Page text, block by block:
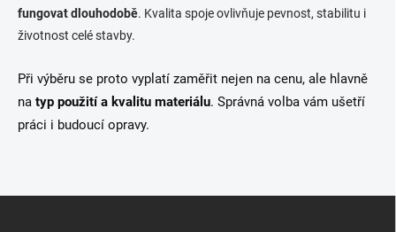
fungovat dlouhodobě. Kvalita spoje ovlivňuje pevnost, stabilitu i
životnost celé stavby.
Při výběru se proto vyplatí zaměřit nejen na cenu, ale hlavně
na typ použití a kvalitu materiálu. Správná volba vám ušetří
práci i budoucí opravy.